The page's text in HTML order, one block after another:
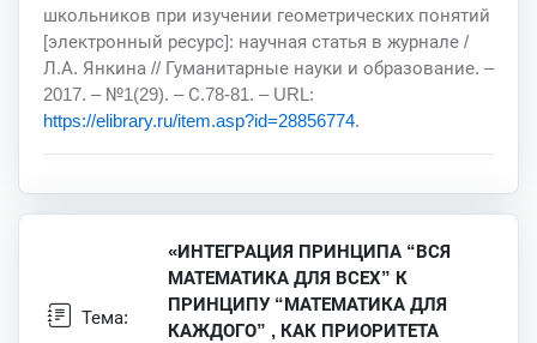
школьников при изучении геометрических понятий
[электронный ресурс]: научная статья в журнале /
Л.А. Янкина // Гуманитарные науки и образование. –
2017. – №1(29). – С.78-81. – URL:
https://elibrary.ru/item.asp?id=28856774.
Тема:
«ИНТЕГРАЦИЯ ПРИНЦИПА “ВСЯ
МАТЕМАТИКА ДЛЯ ВСЕХ” К
ПРИНЦИПУ “МАТЕМАТИКА ДЛЯ
КАЖДОГО” , КАК ПРИОРИТЕТА